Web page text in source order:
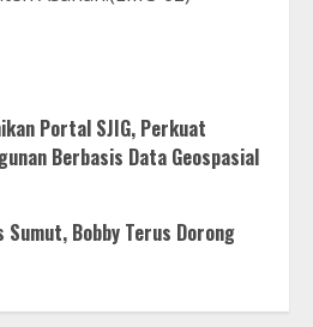
Portal SJIG, Perkuat
Berbasis Data Geospasial
Sumut, Bobby Terus Dorong